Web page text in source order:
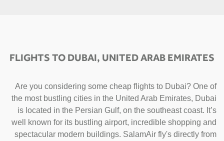
FLIGHTS TO DUBAI, UNITED ARAB EMIRATES
Are you considering some cheap flights to Dubai? One of
the most bustling cities in the United Arab Emirates, Dubai
is located in the Persian Gulf, on the southeast coast. It’s
well known for its bustling airport, incredible shopping and
spectacular modern buildings. SalamAir fly's directly from